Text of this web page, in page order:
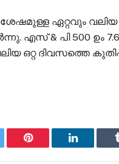
ഏറ്റവും വലിയ
എസ് & പി 500 ഉം
ഒറ്റ ദിവസത്തെ
Pinterest LinkedIn